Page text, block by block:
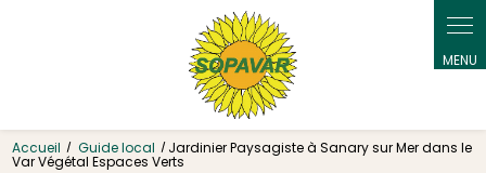
Accueil Guide local Jardinier Paysagiste à Sanary sur Mer dans le
Var Végétal Espaces Verts
Panneau de gestion des cookies